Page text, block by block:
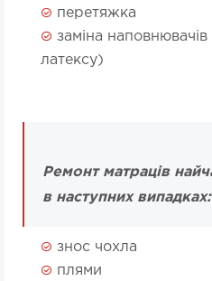
перетяжка
заміна
латексу)
Ремонт матраців
в наступних випадках:
знос чохла
плями